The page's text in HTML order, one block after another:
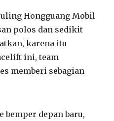
Hongguang Mobil
polos dan sedikit
karena itu
ini, team
memberi sebagian
bemper depan baru,